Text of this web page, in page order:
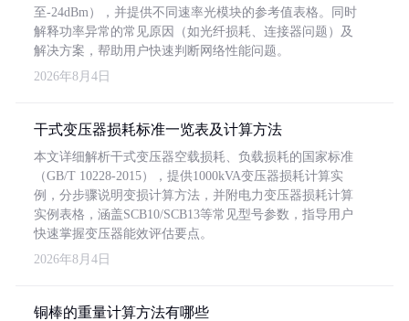
至-24dBm），并提供不同速率光模块的参考值表格。同时
解释功率异常的常见原因（如光纤损耗、连接器问题）及
解决方案，帮助用户快速判断网络性能问题。
2026年8月4日
干式变压器损耗标准一览表及计算方法
本文详细解析干式变压器空载损耗、负载损耗的国家标准
（GB/T 10228-2015），提供1000kVA变压器损耗计算实
例，分步骤说明变损计算方法，并附电力变压器损耗计算
实例表格，涵盖SCB10/SCB13等常见型号参数，指导用户
快速掌握变压器能效评估要点。
2026年8月4日
铜棒的重量计算方法有哪些